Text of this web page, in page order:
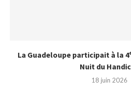
La Guadeloupe participait à la
Nuit du
18 juin 2026